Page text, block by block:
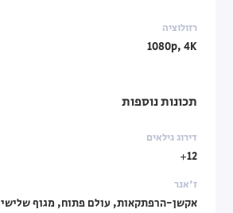
רזולוציה
1080p, 4K
תכונות נוספות
דירוג גילאים
12+
ז'אנר
אקשן-הרפתקאות, עולם פתוח, מגוף שלישי